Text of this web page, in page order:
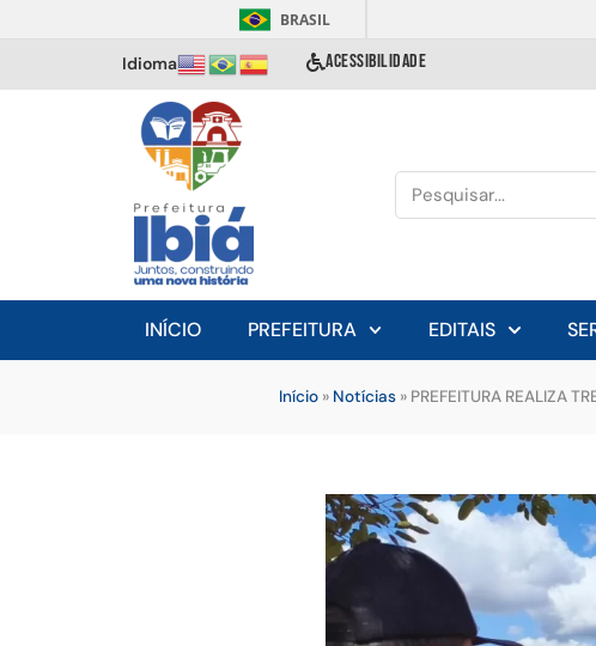
BRASIL
Idioma ACESSIBILIDADE
INÍCIO PREFEITURA EDITAIS
Início » Notícias » PREFEITURA REALIZA